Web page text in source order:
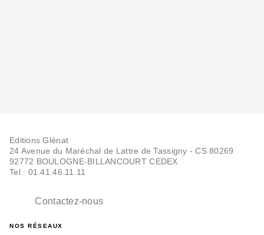
Editions Glénat
24 Avenue du Maréchal de Lattre de Tassigny - CS 80269
92772 BOULOGNE-BILLANCOURT CEDEX
Tel : 01.41.46.11.11
Contactez-nous
NOS RÉSEAUX